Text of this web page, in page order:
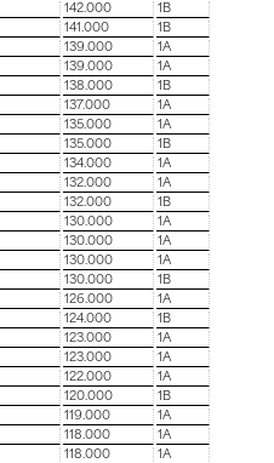
142.000
1B
141.000
1B
139.000
1A
139.000
1A
138.000
1B
137.000
1A
135.000
1A
135.000
1B
134.000
1A
132.000
1A
132.000
1B
130.000
1A
130.000
1A
130.000
1A
130.000
1B
126.000
1A
124.000
1B
123.000
1A
123.000
1A
122.000
1A
120.000
1B
119.000
1A
118.000
1A
118.000
1A